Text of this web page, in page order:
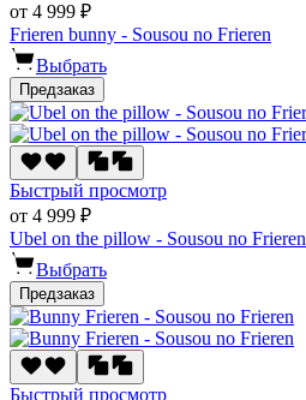
от 4 999 ₽
Frieren bunny - Sousou no Frieren
Выбрать
Предзаказ
Быстрый просмотр
от 4 999 ₽
Ubel on the pillow - Sousou no Frieren
Выбрать
Предзаказ
Быстрый просмотр